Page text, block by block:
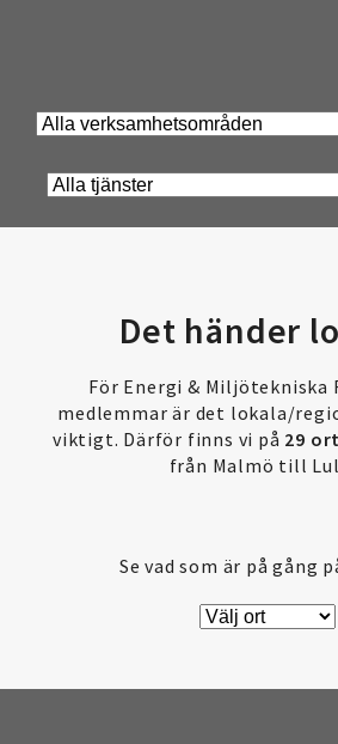
Det händer
För Energi & Miljötekniska
medlemmar är det lokala/
viktigt. Därför finns vi på 29
från Malmö till
Se vad som är på gång